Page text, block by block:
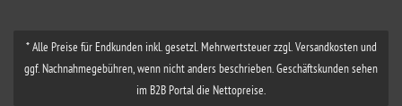
* Alle Preise für Endkunden inkl. gesetzl. Mehrwertsteuer zzgl. Versandkosten und
ggf. Nachnahmegebühren, wenn nicht anders beschrieben. Geschäftskunden sehen
im B2B Portal die Nettopreise.